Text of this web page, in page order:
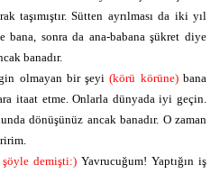
taşımıştır. Sütten ayrılması da iki yıl
bana, sonra da ana-babana şükret diye
banadır.
olmayan bir şeyi(körü körüne)bana
itaat etme. Onlarla dünyada iyi geçin.
dönüşünüz ancak banadır. O zaman
demişti:)Yavrucuğum! Yaptığın iş